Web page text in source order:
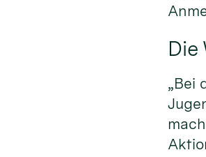
Die
„Bei